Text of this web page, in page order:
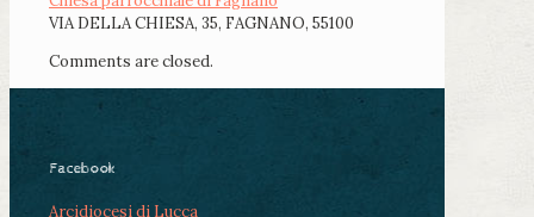
VIA DELLA CHIESA, 35, FAGNANO, 55100
Comments are closed.
Facebook
Arcidiocesi di Lucca